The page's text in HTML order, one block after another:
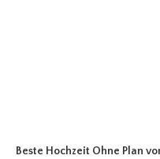
Beste Hochzeit Ohne Plan